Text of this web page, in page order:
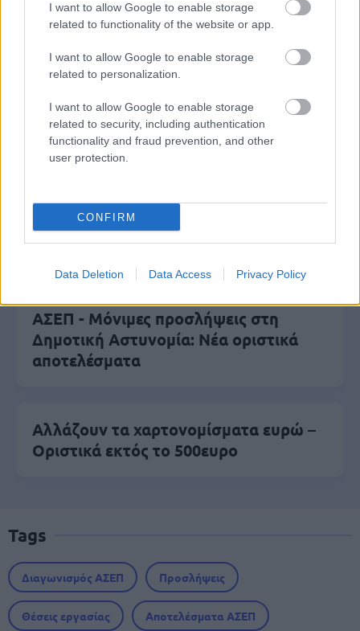
I want to allow Google to enable storage
related to functionality of the website or app.
I want to allow Google to enable storage
related to personalization.
I want to allow Google to enable storage
related to security, including authentication
functionality and fraud prevention, and other
user protection.
CONFIRM
Data Deletion Data Access Privacy Policy
Τουρισμός για Όλους 2026: Ανοίγει
σήμερα η πλατφόρμα - Ποια ΑΦΜ
κάνουν αίτηση
ΔΥΠΑ/ΟΑΕΔ: 8.000 νέες προσλήψεις -
Από σήμερα οι αιτήσεις
ΑΣΕΠ - Μόνιμες προσλήψεις στη
Δημοτική Αστυνομία: Νέα οριστικά
αποτελέσματα
Αλλάζουν τα χαρτονομίσματα ευρώ –
Οριστικά εκτός το 500ευρο
Tags
Διαγωνισμός ΑΣΕΠ Προσλήψεις
Θέσεις εργασίας Αποτελέσματα ΑΣΕΠ